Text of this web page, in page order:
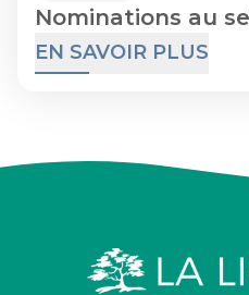
Nominations au
EN SAVOIR PLUS